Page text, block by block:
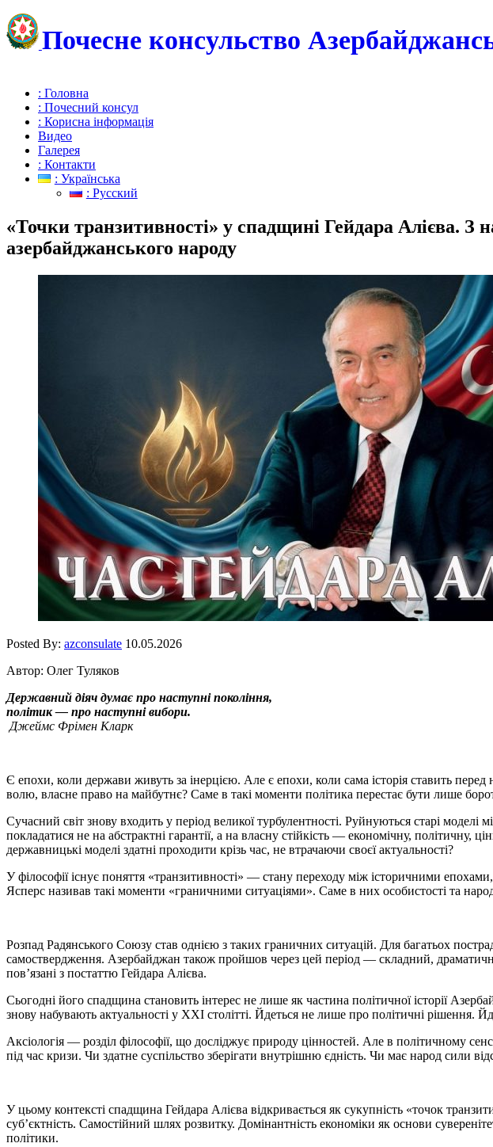
Почесне консульство
: Головна
: Почесний консул
: Корисна інформація
Видео
Галерея
: Контакти
: Українська
: Русский
«Точки транзитивності» у спадщині Гейдара Алієва. З
азербайджанського народу
Posted By: azconsulate 10.05.2026
Автор: Олег Туляков
Державний діяч думає про наступні покоління,
політик — про наступні вибори.
Джеймс Фрімен Кларк
Є епохи, коли держави живуть за інерцією. Але є епохи, коли сама історія ставить
волю, власне право на майбутнє? Саме в такі моменти політика перестає бути лише
Сучасний світ знову входить у період великої турбулентності. Руйнуються старі
покладатися не на абстрактні гарантії, а на власну стійкість — економічну, політичну,
державницькі моделі здатні проходити крізь час, не втрачаючи своєї актуальності?
У філософії існує поняття «транзитивності» — стану переходу між історичними
Ясперс називав такі моменти «граничними ситуаціями». Саме в них особистості та
Розпад Радянського Союзу став однією з таких граничних ситуацій. Для багатьох
самоствердження. Азербайджан також пройшов через цей період — складний,
пов’язані з постаттю Гейдара Алієва.
Сьогодні його спадщина становить інтерес не лише як частина політичної історії
знову набувають актуальності у XXI столітті. Йдеться не лише про політичні рішення.
Аксіологія — розділ філософії, що досліджує природу цінностей. Але в політичному
під час кризи. Чи здатне суспільство зберігати внутрішню єдність. Чи має народ сили
У цьому контексті спадщина Гейдара Алієва відкривається як сукупність «точок
суб’єктність. Самостійний шлях розвитку. Домінантність економіки як основи
політики.